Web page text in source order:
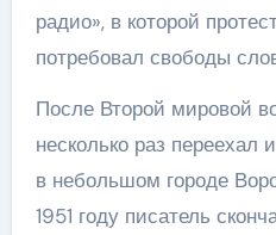
радио», в которой
потребовал свободы
После Второй мировой
несколько раз
в небольшом городе
1951 году писатель